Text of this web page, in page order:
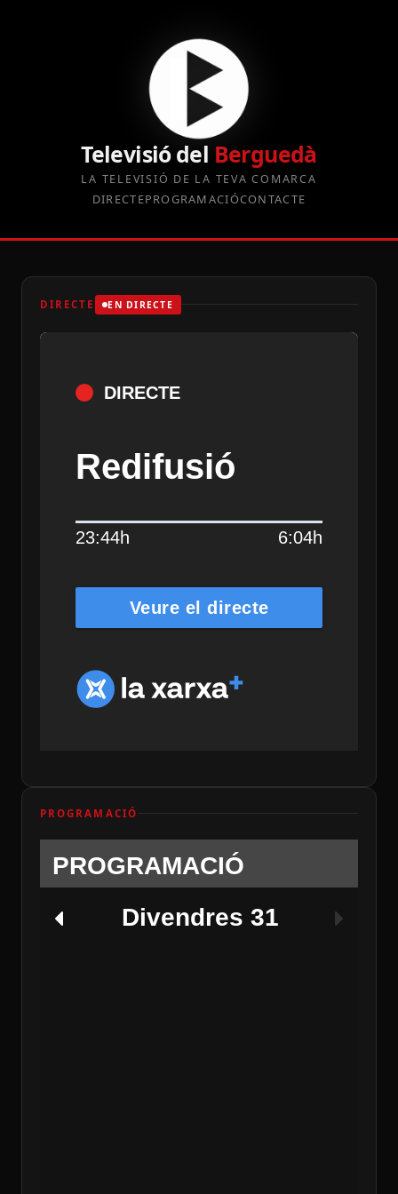
Televisió del Berguedà
LA TELEVISIÓ DE LA TEVA COMARCA
DIRECTEPROGRAMACIÓCONTACTE
DIRECTE EN DIRECTE
DIRECTE
Redifusió
23:44h 6:04h
Veure el directe
PROGRAMACIÓ
PROGRAMACIÓ
Divendres 31